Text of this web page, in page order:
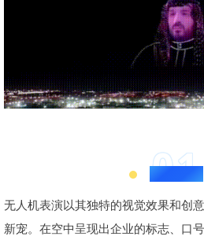
01
商业宣传
无人机表演以其独特的视觉效果和创
新宠。在空中呈现出企业的标志、口